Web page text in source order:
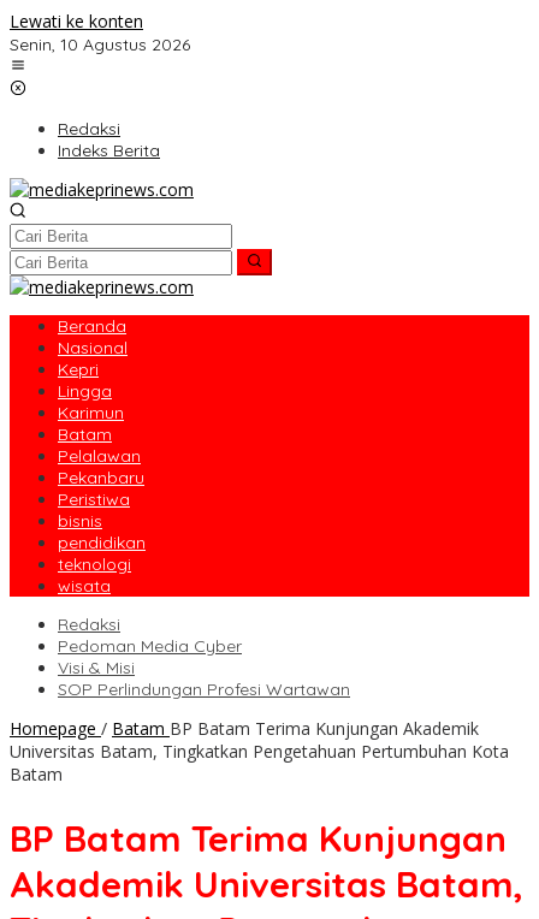
Lewati ke konten
Senin, 10 Agustus 2026
Redaksi
Indeks Berita
Beranda
Nasional
Kepri
Lingga
Karimun
Batam
Pelalawan
Pekanbaru
Peristiwa
bisnis
pendidikan
teknologi
wisata
Redaksi
Pedoman Media Cyber
Visi & Misi
SOP Perlindungan Profesi Wartawan
Homepage / Batam BP Batam Terima Kunjungan Akademik
Universitas Batam, Tingkatkan Pengetahuan Pertumbuhan Kota
Batam
BP Batam Terima Kunjungan
Akademik Universitas Batam,